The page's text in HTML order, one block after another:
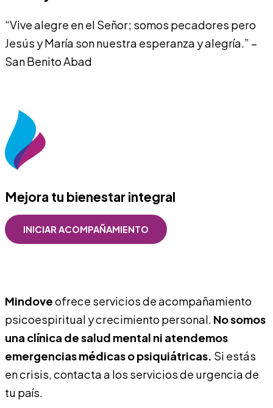
“Vive alegre en el Señor; somos pecadores pero
Jesús y María son nuestra esperanza y alegría.” –
San Benito Abad
Mejora tu bienestar integral
INICIAR ACOMPAÑAMIENTO
Mindoveofrece servicios de acompañamiento
psicoespiritual y crecimiento personal. No somos
una clínica de salud mental ni atendemos
emergencias médicas o psiquiátricas. Si estás
en crisis, contacta a los servicios de urgencia de
tu país.